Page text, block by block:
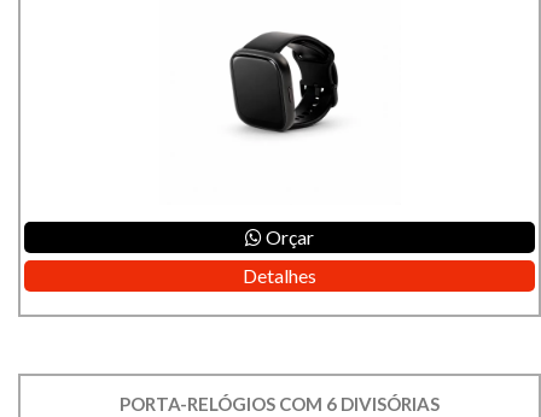
Orçar
Detalhes
PORTA-RELÓGIOS COM 6 DIVISÓRIAS